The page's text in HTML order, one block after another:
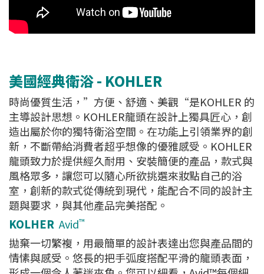
美國經典衛浴 - KOHLER
時尚優質生活，”方便、舒適、美觀“是KOHLER 的
主導設計思想。KOHLER龍頭在設計上獨具匠心，創
造出屬於你的獨特衛浴空間。在功能上引領業界的創
新，不斷帶給消費者超乎想像的優雅感受。KOHLER
龍頭致力於提供經久耐用、安裝簡便的產品，款式與
風格眾多，讓您可以隨心所欲挑選來妝點自己的浴
室，創新的款式從傳統到現代，能配合不同的設計主
題與要求，與其他產品完美搭配。
KOLHERAvid™
拋棄一切繁複，用最簡單的設計表達出您與產品間的
情愫與感受。悠長的把手弧度搭配平滑的龍頭表面，